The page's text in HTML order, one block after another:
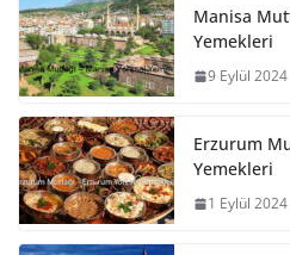
Manisa
Yemekleri
9 Eylül 2024
Erzurum
Yemekleri
1 Eylül 2024